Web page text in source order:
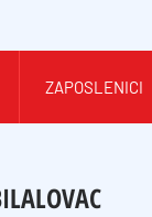
ZAPOSLENICI